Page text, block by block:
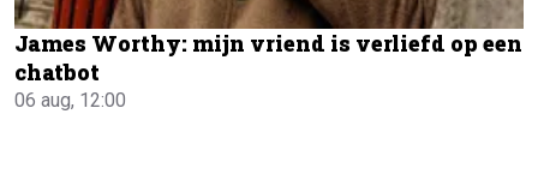
James Worthy: mijn vriend is verliefd op een
chatbot
06 aug, 12:00